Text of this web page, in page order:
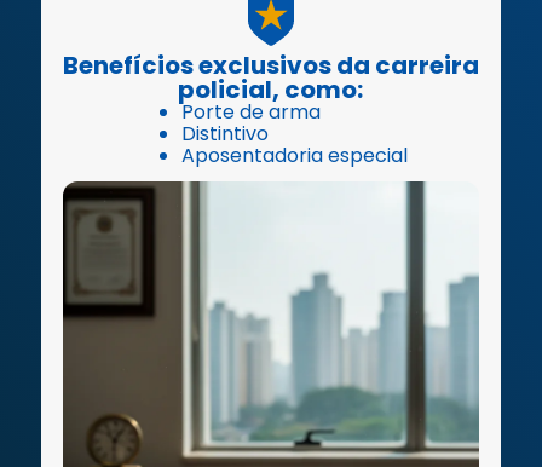
Benefícios exclusivos da carreira
policial, como:
Porte de arma
Distintivo
Aposentadoria especial